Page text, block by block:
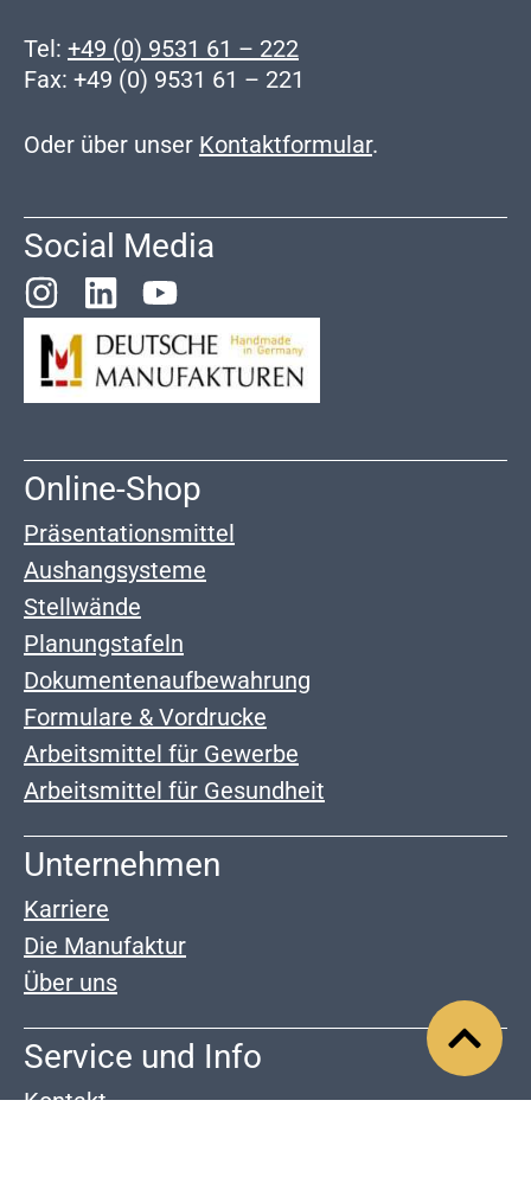
Tel: +49 (0) 9531 61 – 222
Fax: +49 (0) 9531 61 – 221
Oder über unser Kontaktformular.
Social Media
Online-Shop
Präsentationsmittel
Aushangsysteme
Stellwände
Planungstafeln
Dokumentenaufbewahrung
Formulare & Vordrucke
Arbeitsmittel für Gewerbe
Arbeitsmittel für Gesundheit
Unternehmen
Karriere
Die Manufaktur
Über uns
Service und Info
Kontakt